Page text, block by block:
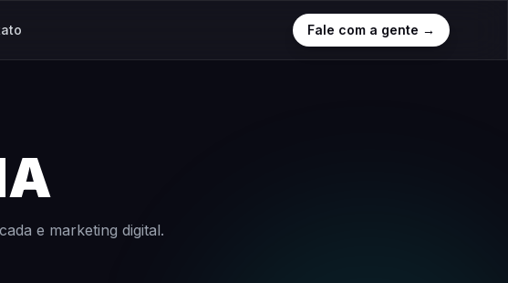
Fale com a gente →
e marketing digital.